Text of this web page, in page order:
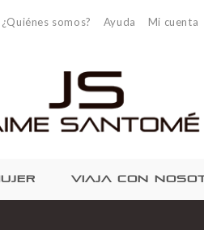
¿Quiénes somos? Ayuda Mi cuenta
VIAJA CON